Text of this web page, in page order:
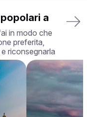
a
in modo che
preferita,
riconsegnarla